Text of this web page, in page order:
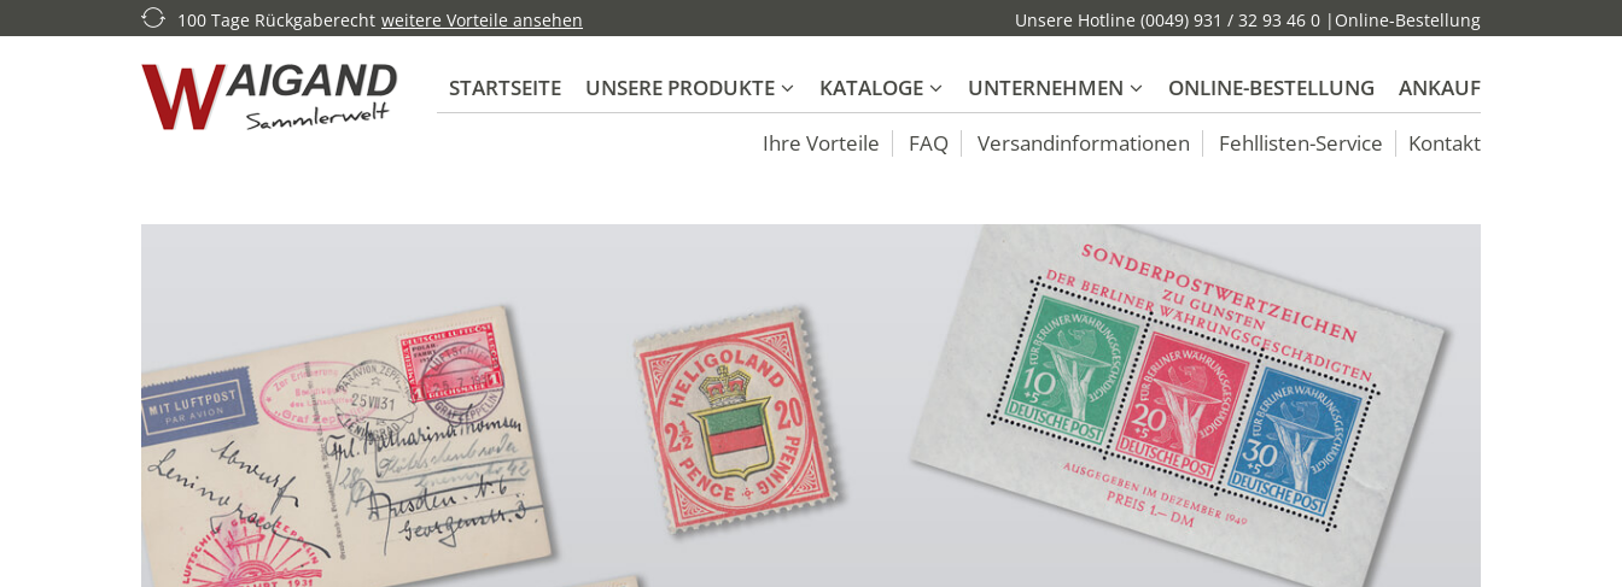
100 Tage Rückgaberecht weitere Vorteile ansehen Unsere Hotline (0049) 931 / 32 93 46 0 | Online-Bestellung
STARTSEITE UNSERE PRODUKTE KATALOGE UNTERNEHMEN ONLINE-BESTELLUNG
ANKAUF
Ihre Vorteile
FAQ Versandinformationen Fehllisten-Service Kontakt